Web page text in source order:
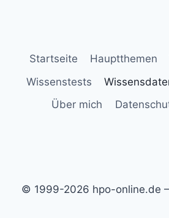
Startseite Hauptthemen
Wissenstests
Über mich
© 1999-2026 hpo-online.de –